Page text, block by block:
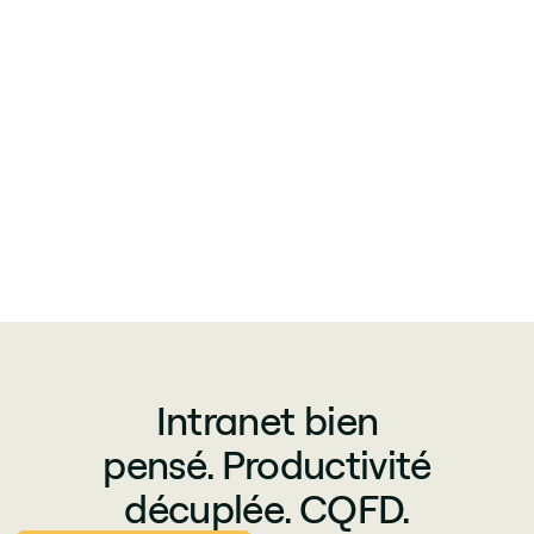
Intranet bien
pensé. Productivité
décuplée. CQFD.